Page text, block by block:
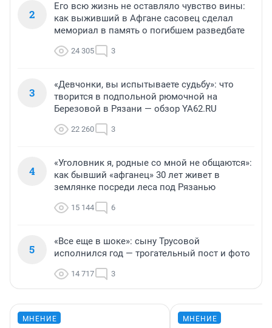
2
Его всю жизнь не оставляло чувство вины:
как выживший в Афгане сасовец сделал
мемориал в память о погибшем разведбате
24 305 3
3
«Девчонки, вы испытываете судьбу»: что
творится в подпольной рюмочной на
Березовой в Рязани — обзор YA62.RU
22 260 3
4
«Уголовник я, родные со мной не общаются»:
как бывший «афганец» 30 лет живет в
землянке посреди леса под Рязанью
15 144 6
5
«Все еще в шоке»: сыну Трусовой
исполнился год — трогательный пост и фото
14 717 3
МНЕНИЕ МНЕНИЕ